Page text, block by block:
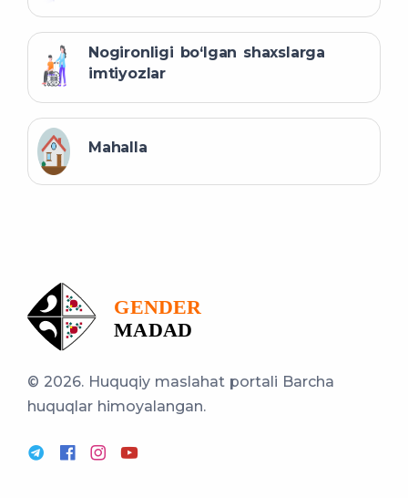
Nogironligi bo‘lgan shaxslarga
imtiyozlar
Mahalla
© 2026. Huquqiy maslahat portali Barcha
huquqlar himoyalangan.